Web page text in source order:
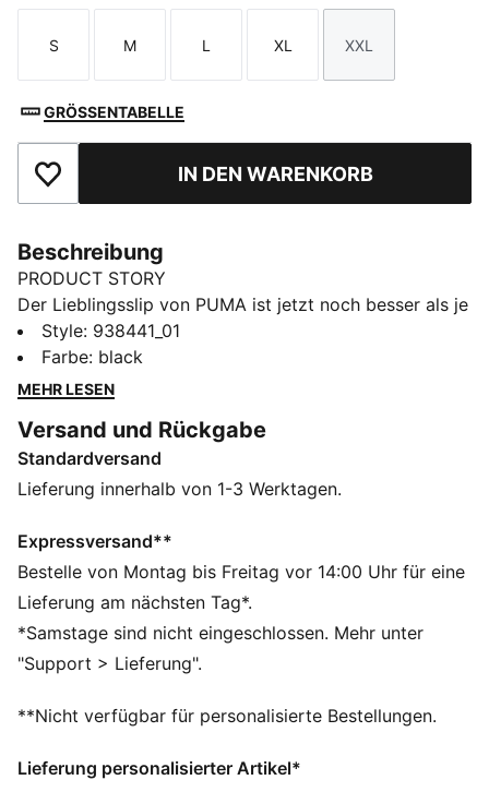
Größe
S
Größe
M
Größe
L
Größe
XL
Größe
XXL
GRÖSSENTABELLE
Zu Favoriten hinzufügenIN DEN WARENKORB
Beschreibung
PRODUCT STORY
Der Lieblingsslip von PUMA ist jetzt noch besser als je
zuvor. Der bequeme Baumwollstretch fühlt sich
absolut angenehm auf deiner Haut an. Oben ist
darüber hinaus ein Komfortbund eingearbeitet. Genau
Spiel auf ein neues Level zu heben. Der perfekte 4er-
Pack, für die ganze Woche.
DETAILS
Weiches Material
Komfortbund
Komfortabler Stil von PUMA
PUMA Branding-Details
95 % BAUMWOLLE, 5 % ELASTHAN; ELASTISCHER
BUND: 56 % Polyamid, 31 % POLYESTER, 13 %
Style: 938441_01
Farbe: black
MEHR LESEN
Versand und Rückgabe
Standardversand
Lieferung innerhalb von 1-3 Werktagen.
Expressversand**
Bestelle von Montag bis Freitag vor 14:00 Uhr für eine
Lieferung am nächsten Tag*.
*Samstage sind nicht eingeschlossen. Mehr unter
"Support > Lieferung".
**Nicht verfügbar für personalisierte Bestellungen.
Lieferung personalisierter Artikel*